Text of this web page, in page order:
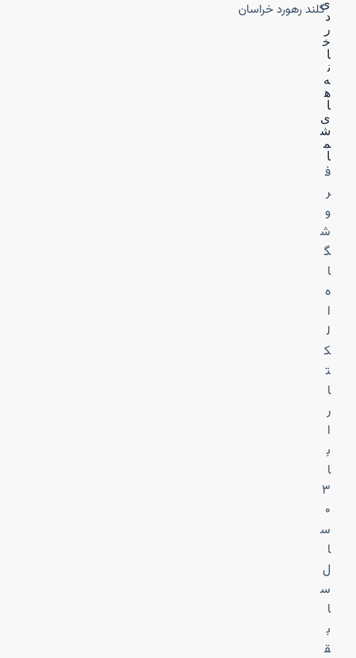
ی
د
ر
خ
ا
ن
ه‌
ه
ا
ی
ش
م
ا
ف
ر
و
ش
گ
ا
ه
ا
ل
ک
ت
ا
ر
ا
ب
ا
۳
۰
س
ا
ل
س
ا
ب
ق
گلند رهورد خراسان